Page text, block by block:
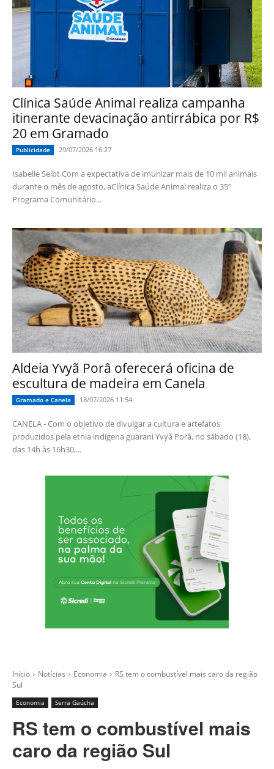
Clínica Saúde Animal realiza campanha
itinerante devacinação antirrábica por R$
20 em Gramado
Publicidade 29/07/2026 16:27
Isabelle Seibt Com a expectativa de imunizar mais de 10 mil animais
durante o mês de agosto, aClínica Saúde Animal realiza o 35º
Programa Comunitário...
Aldeia Yvyã Porâ oferecerá oficina de
escultura de madeira em Canela
Gramado e Canela 18/07/2026 11:54
CANELA - Com o objetivo de divulgar a cultura e artefatos
produzidos pela etnia indígena guarani Yvyã Porâ, no sábado (18),
das 14h às 16h30,...